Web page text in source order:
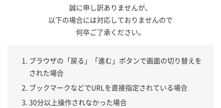
誠に申し訳ありませんが、
以下の場合には対応しておりませんので
何卒ご了承ください。
ブラウザの「戻る」「進む」ボタンで画面の切り替えを
された場合
ブックマークなどでURLを直接指定されている場合
30分以上操作されなかった場合